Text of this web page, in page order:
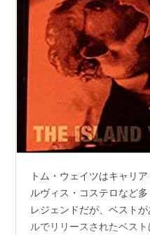
トム・ウェイツはキャリ
ルヴィス・コステロなど
レジェンドだが、ベスト
ルでリリースされたベス